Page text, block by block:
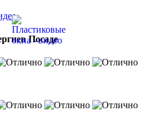
Посаде